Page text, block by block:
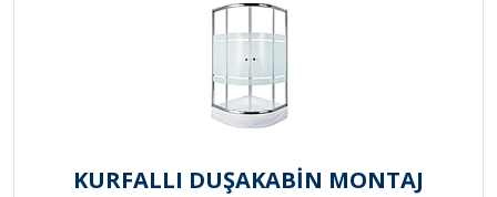
KURFALLI DUŞAKABİN MONTAJ